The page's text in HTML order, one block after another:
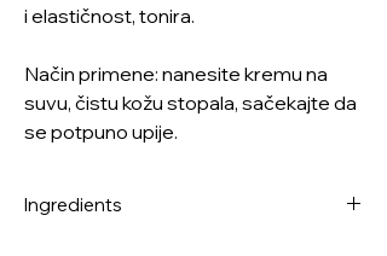
i elastičnost, tonira.
Način primene: nanesite kremu na
suvu, čistu kožu stopala, sačekajte da
se potpuno upije.
Ingredients